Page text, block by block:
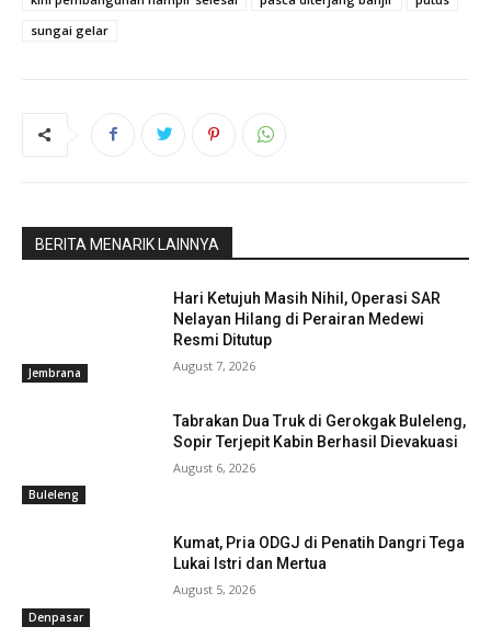
sungai gelar
BERITA MENARIK LAINNYA
Jembrana
Hari Ketujuh Masih Nihil, Operasi SAR
Nelayan Hilang di Perairan Medewi
Resmi Ditutup
August 7, 2026
Buleleng
Tabrakan Dua Truk di Gerokgak Buleleng,
Sopir Terjepit Kabin Berhasil Dievakuasi
August 6, 2026
Denpasar
Kumat, Pria ODGJ di Penatih Dangri Tega
Lukai Istri dan Mertua
August 5, 2026